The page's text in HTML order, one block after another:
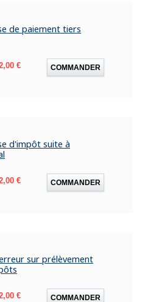
de paiement tiers
€ COMMANDER
d'impôt suite à
€ COMMANDER
sur prélèvement
€ COMMANDER